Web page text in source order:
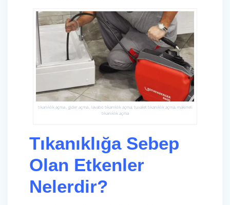
tıkanıklık açma , gider açma , lavabo tıkanıklık açma, tuvalet tıkanıklık açma, makineli
tıkanıklık açma
Tıkanıklığa Sebep
Olan Etkenler
Nelerdir?